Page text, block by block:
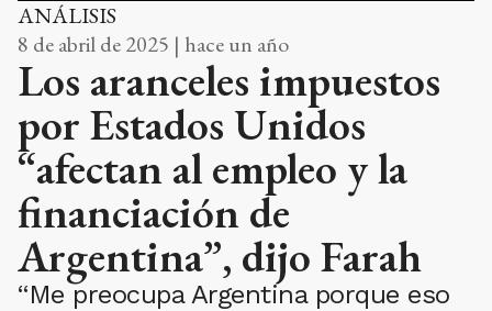
ANÁLISIS
8 de abril de 2025 | hace un año
Los aranceles impuestos
por Estados Unidos
“afectan al empleo y la
financiación de
Argentina”, dijo Farah
“Me preocupa Argentina porque eso